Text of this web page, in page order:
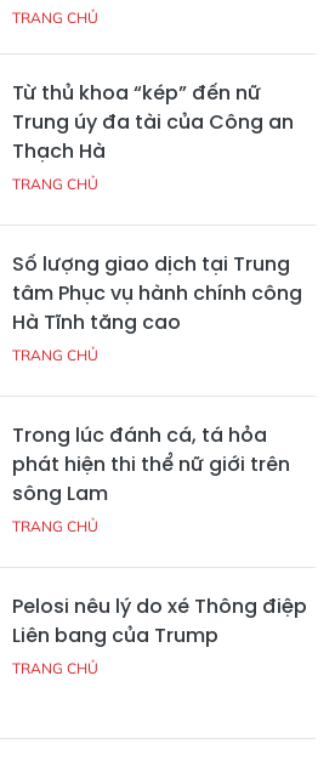
TRANG CHỦ
Từ thủ khoa “kép” đến nữ
Trung úy đa tài của Công an
Thạch Hà
TRANG CHỦ
Số lượng giao dịch tại Trung
tâm Phục vụ hành chính công
Hà Tĩnh tăng cao
TRANG CHỦ
Trong lúc đánh cá, tá hỏa
phát hiện thi thể nữ giới trên
sông Lam
TRANG CHỦ
Pelosi nêu lý do xé Thông điệp
Liên bang của Trump
TRANG CHỦ